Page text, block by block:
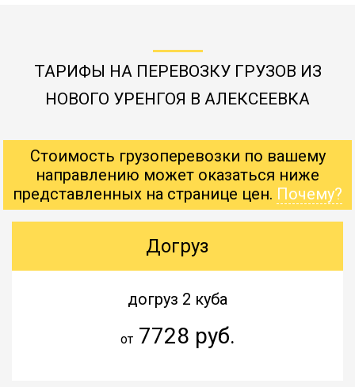
ТАРИФЫ НА ПЕРЕВОЗКУ ГРУЗОВ ИЗ
НОВОГО УРЕНГОЯ В АЛЕКСЕЕВКА
Стоимость грузоперевозки по вашему
направлению может оказаться ниже
представленных на странице цен. Почему?
Догруз
догруз 2 куба
от7728 руб.